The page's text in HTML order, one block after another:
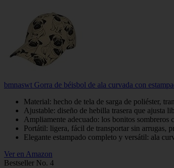
bmnaswt Gorra de béisbol de ala curvada con
Material: hecho de tela de sarga de poliéster,
Ajustable: diseño de hebilla trasera que ajusta
Ampliamente adecuado: los bonitos sombreros
Portátil: ligera, fácil de transportar sin arrugas,
Elegante estampado completo y versátil: ala
Ver en Amazon
Bestseller No. 4